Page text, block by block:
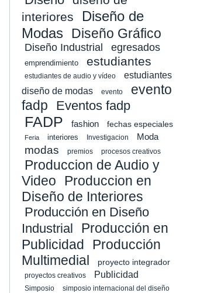
interiores
Diseño de
Modas Diseño Gráfico
Diseño Industrial egresados
emprendimiento estudiantes
estudiantes de audio y vídeo
estudiantes
diseño de modas
evento
evento
fadp
Eventos fadp
FADP fashion fechas especiales
Feria interiores Investigacion Moda
modas premios procesos creativos
Produccion de Audio y
Video
Produccion en
Diseño de Interiores
Producción en Diseño
Industrial
Producción en
Publicidad
Producción
Multimedial
proyecto integrador
proyectos creativos Publicidad
Simposio simposio internacional del diseño